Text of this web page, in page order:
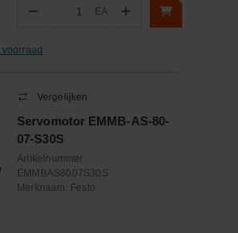
− Aantal
EA +
Vergelijken
Servomotor EMMB-AS-80-
07-S30S
Artikelnummer:
EMMBAS8007S30S
Merknaam: Festo